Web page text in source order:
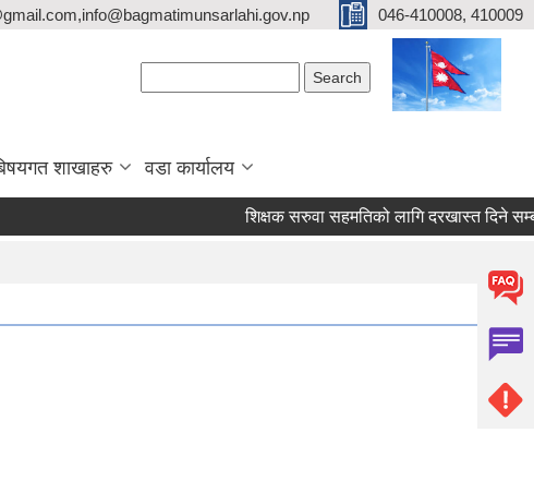
046-410008, 410009
शाखाहरु वडा कार्यालय
शिक्षक सरुवा सहमतिको लागि दरखास्त दिने